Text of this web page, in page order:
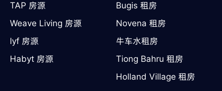
TAP 房源
Weave Living 房源
lyf 房源
Habyt 房源
Bugis 租房
Novena 租房
牛车水租房
Tiong Bahru 租房
Holland Village 租房